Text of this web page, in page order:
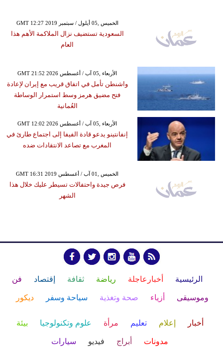
GMT 12:27 2019 الخميس ,05 أيلول / سبتمبر
السعودية تستضيف نزال الملاكمة الأهم هذا
العام
GMT 21:52 2026 الأربعاء ,05 آب / أغسطس
واشنطن تأمل في اتفاق قريب مع إيران لإعادة
فتح مضيق هرمز وسط استمرار الوساطة
العُمانية
GMT 12:02 2026 الأربعاء ,05 آب / أغسطس
إنفانتينو يدعو قادة الفيفا إلى اجتماع طارئ في
المغرب مع تصاعد الانتقادات ضده
GMT 16:31 2019 الخميس ,01 آب / أغسطس
فرص جيدة واحتفالات تسيطر عليك خلال هذا
الشهر
الرئيسية أخبارعاجلة رياضة ثقافة إقتصاد فن
وموسيقى أزياء صحة وتغذية سياحة وسفر ديكور
أخبار إعلام تعليم مرأة علوم وتكنولوجيا بيئة
مدونات أبراج فيديو سيارات